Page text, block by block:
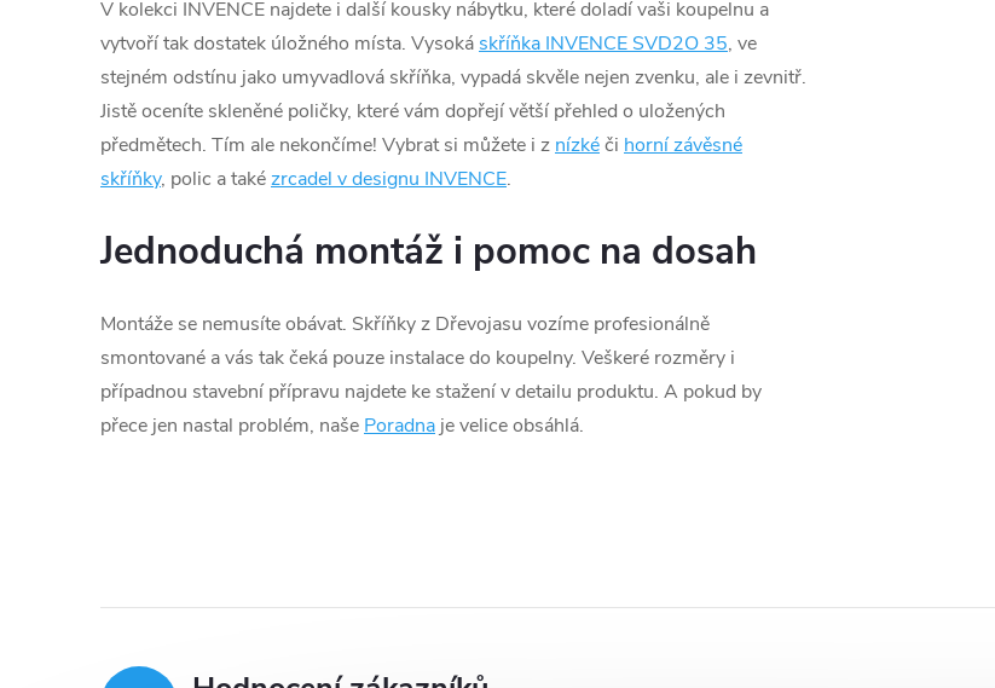
V kolekci INVENCE najdete i další kousky nábytku, které doladí vaši koupelnu a
vytvoří tak dostatek úložného místa. Vysokáskříňka INVENCE SVD2O 35, ve
stejném odstínu jako umyvadlová skříňka, vypadá skvěle nejen zvenku, ale i zevnitř.
Jistě oceníte skleněné poličky, které vám dopřejí větší přehled o uložených
předmětech. Tím ale nekončíme! Vybrat si můžete i znízkéči horní závěsné
skříňky, polic a takézrcadel v designu INVENCE.
Jednoduchá montáž i pomoc na dosah
Montáže se nemusíte obávat. Skříňky z Dřevojasu vozíme profesionálně
smontované a vás tak čeká pouze instalace do koupelny. Veškeré rozměry i
případnou stavební přípravu najdete ke stažení v detailu produktu. A pokud by
přece jen nastal problém, našePoradnaje velice obsáhlá.